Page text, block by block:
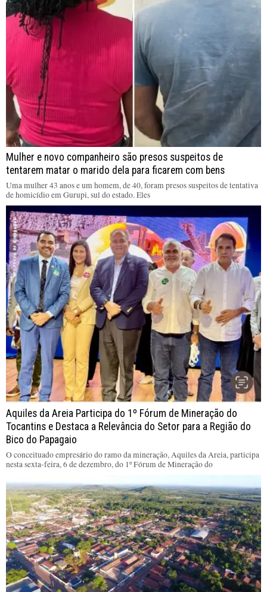
Mulher e novo companheiro são presos suspeitos de
tentarem matar o marido dela para ficarem com bens
Uma mulher 43 anos e um homem, de 40, foram presos suspeitos de tentativa
de homicídio em Gurupi, sul do estado. Eles
Aquiles da Areia Participa do 1º Fórum de Mineração do
Tocantins e Destaca a Relevância do Setor para a Região do
Bico do Papagaio
O conceituado empresário do ramo da mineração, Aquiles da Areia, participa
nesta sexta-feira, 6 de dezembro, do 1º Fórum de Mineração do